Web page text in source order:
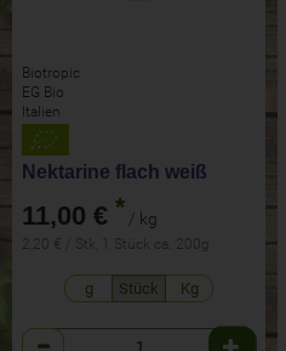
Biotropic
EG Bio
Italien
Nektarine flach weiß
11,00 € * / kg
2,20 € / Stk, 1 Stück ca. 200g
g Stück Kg
Anzahl